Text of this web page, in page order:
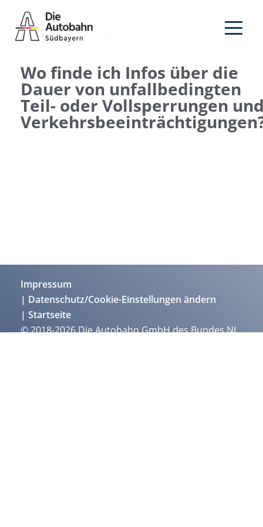
Wo finde ich Infos über die
Dauer von unfallbedingten
Teil- oder Vollsperrungen
Impressum
Datenschutz/Cookie-Einstellungen ändern
Startseite
© 2018-2026 Die Autobahn GmbH des Bundes NL